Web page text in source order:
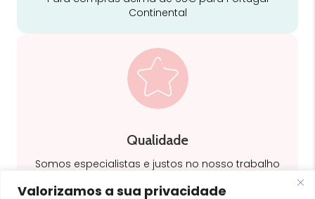
Valorizamos a sua privacidade
Continental
Qualidade
Somos especialistas e justos no nosso trabalho